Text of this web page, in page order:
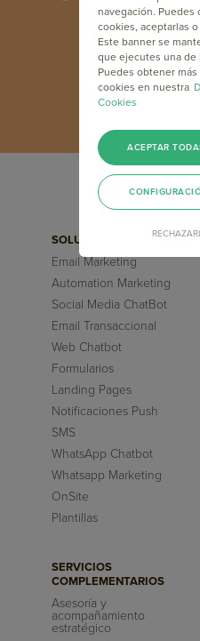
sector a
SOLUCIONES
Email Marketing
Automation Marketing
Social Media ChatBot
Email Transaccional
Web Chatbot
Formularios
Landing Pages
Notificaciones Push
SMS
WhatsApp Chatbot
Whatsapp Marketing
OnSite
Plantillas
SERVICIOS
COMPLEMENTARIOS
Asesoría y
acompañamiento
estratégico
navegación. Puedes
cookies, aceptarlas
Este banner se
que ejecutes una de
Puedes obtener
cookies en nuestra
Cookies
ACEPTAR